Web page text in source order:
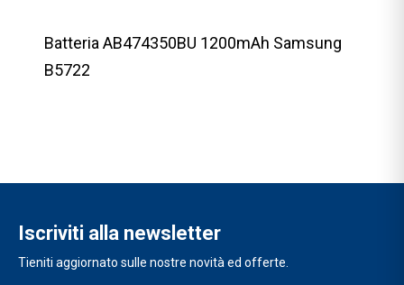
Batteria AB474350BU 1200mAh Samsung
B5722
Iscriviti alla newsletter
Tieniti aggiornato sulle nostre novità ed offerte.